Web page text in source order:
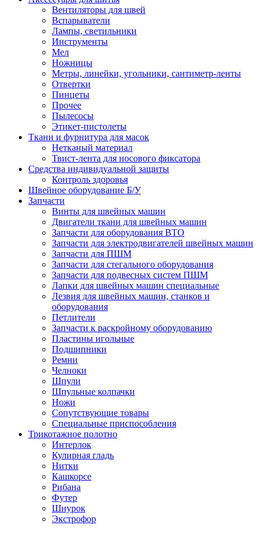
Вентиляторы для швей
Вспарыватели
Лампы, светильники
Инструменты
Мел
Ножницы
Метры, линейки, угольники, сантиметр-ленты
Отвертки
Пинцеты
Прочее
Пылесосы
Этикет-пистолеты
Ткани и фурнитура для масок
Нетканый материал
Твист-лента для носового фиксатора
Средства индивидуальной защиты
Контроль здоровья
Швейное оборудование Б/У
Запчасти
Винты для швейных машин
Двигатели ткани для швейных машин
Запчасти для оборудования ВТО
Запчасти для электродвигателей швейных машин
Запчасти для ПШМ
Запчасти для стегального оборудования
Запчасти для подвесных систем ПШМ
Лапки для швейных машин специальные
Лезвия для швейных машин, станков и
оборудования
Петлители
Запчасти к раскройному оборудованию
Пластины игольные
Подшипники
Ремни
Челноки
Шпули
Шпульные колпачки
Ножи
Сопутствующие товары
Специальные приспособления
Трикотажное полотно
Интерлок
Кулирная гладь
Нитки
Кашкорсе
Рибана
Футер
Шнурок
Экстрофор